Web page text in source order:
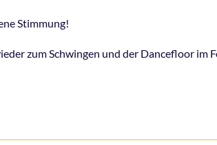
Stimmung!
zum Schwingen und der Dancefloor im